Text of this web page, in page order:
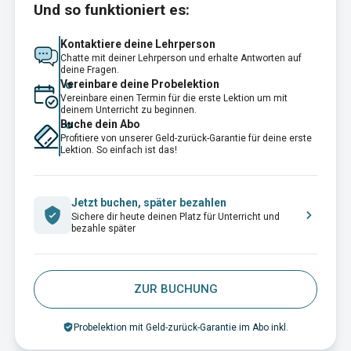
Und so funktioniert es:
Kontaktiere deine Lehrperson
Chatte mit deiner Lehrperson und erhalte Antworten auf
deine Fragen.
Vereinbare deine Probelektion
Vereinbare einen Termin für die erste Lektion um mit
deinem Unterricht zu beginnen.
Buche dein Abo
Profitiere von unserer Geld-zurück-Garantie für deine erste
Lektion. So einfach ist das!
Jetzt buchen, später bezahlen
Sichere dir heute deinen Platz für Unterricht und
bezahle später
ZUR BUCHUNG
Probelektion mit Geld-zurück-Garantie im Abo inkl.